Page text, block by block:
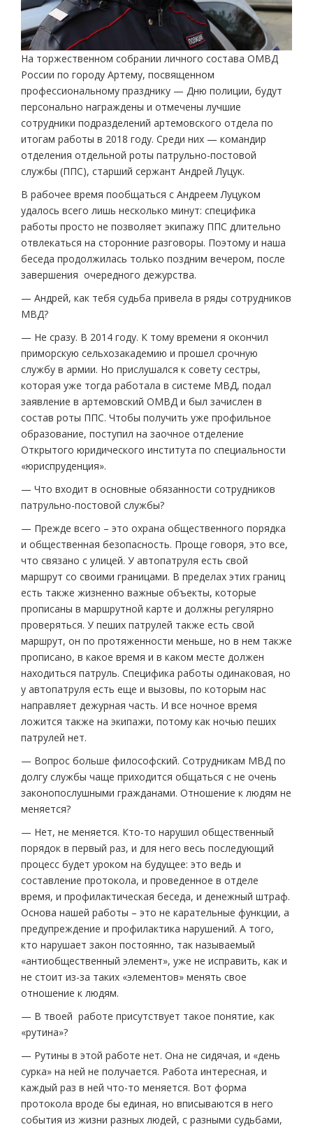
На торжественном собрании личного состава ОМВД
России по городу Артему, посвященном
профессиональному празднику — Дню полиции, будут
персонально награждены и отмечены лучшие
сотрудники подразделений артемовского отдела по
итогам работы в 2018 году. Среди них — командир
отделения отдельной роты патрульно-постовой
службы (ППС), старший сержант Андрей Луцук.
В рабочее время пообщаться с Андреем Луцуком
удалось всего лишь несколько минут: специфика
работы просто не позволяет экипажу ППС длительно
отвлекаться на сторонние разговоры. Поэтому и наша
беседа продолжилась только поздним вечером, после
завершения очередного дежурства.
— Андрей, как тебя судьба привела в ряды сотрудников
МВД?
— Не сразу. В 2014 году. К тому времени я окончил
приморскую сельхозакадемию и прошел срочную
службу в армии. Но прислушался к совету сестры,
которая уже тогда работала в системе МВД, подал
заявление в артемовский ОМВД и был зачислен в
состав роты ППС. Чтобы получить уже профильное
образование, поступил на заочное отделение
Открытого юридического института по специальности
«юриспруденция».
— Что входит в основные обязанности сотрудников
патрульно-постовой службы?
— Прежде всего – это охрана общественного порядка
и общественная безопасность. Проще говоря, это все,
что связано с улицей. У автопатруля есть свой
маршрут со своими границами. В пределах этих границ
есть также жизненно важные объекты, которые
прописаны в маршрутной карте и должны регулярно
проверяться. У пеших патрулей также есть свой
маршрут, он по протяженности меньше, но в нем также
прописано, в какое время и в каком месте должен
находиться патруль. Специфика работы одинаковая, но
у автопатруля есть еще и вызовы, по которым нас
направляет дежурная часть. И все ночное время
ложится также на экипажи, потому как ночью пеших
патрулей нет.
— Вопрос больше философский. Сотрудникам МВД по
долгу службы чаще приходится общаться с не очень
законопослушными гражданами. Отношение к людям не
меняется?
— Нет, не меняется. Кто-то нарушил общественный
порядок в первый раз, и для него весь последующий
процесс будет уроком на будущее: это ведь и
составление протокола, и проведенное в отделе
время, и профилактическая беседа, и денежный штраф.
Основа нашей работы – это не карательные функции, а
предупреждение и профилактика нарушений. А того,
кто нарушает закон постоянно, так называемый
«антиобщественный элемент», уже не исправить, как и
не стоит из-за таких «элементов» менять свое
отношение к людям.
— В твоей работе присутствует такое понятие, как
«рутина»?
— Рутины в этой работе нет. Она не сидячая, и «день
сурка» на ней не получается. Работа интересная, и
каждый раз в ней что-то меняется. Вот форма
протокола вроде бы единая, но вписываются в него
события из жизни разных людей, с разными судьбами,